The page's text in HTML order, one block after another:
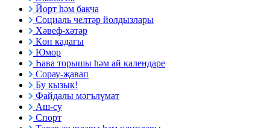
Йорт һәм бакча
Социаль челтәр йолдызлары
Хәвеф-хәтәр
Көн кадагы
Юмор
Һава торышы һәм ай календаре
Сорау-җавап
Бу кызык!
Файдалы мәгълүмат
Аш-су
Спорт